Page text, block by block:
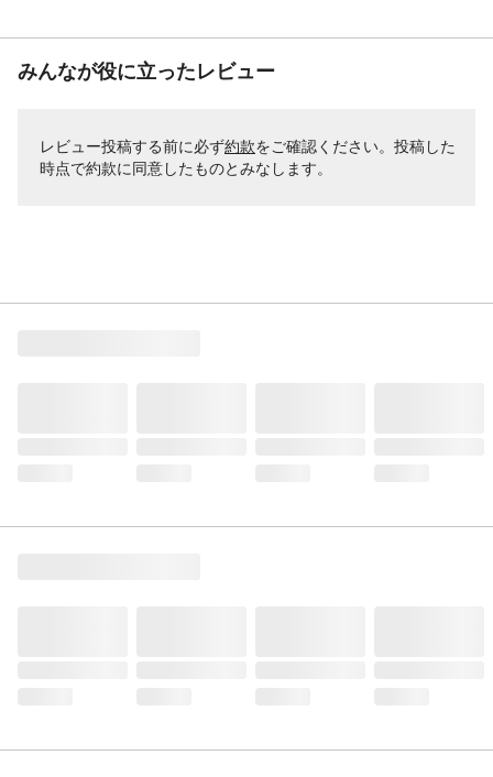
みんなが役に立ったレビュー
レビュー投稿する前に必ず約款をご確認ください。投稿した
時点で約款に同意したものとみなします。